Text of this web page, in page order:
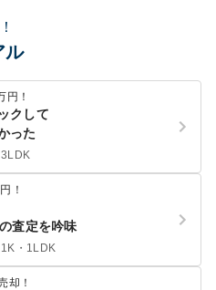
ル
円！
クして
った
！
査定を吟味
・1LDK
却！